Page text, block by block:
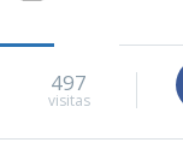
497
visitas